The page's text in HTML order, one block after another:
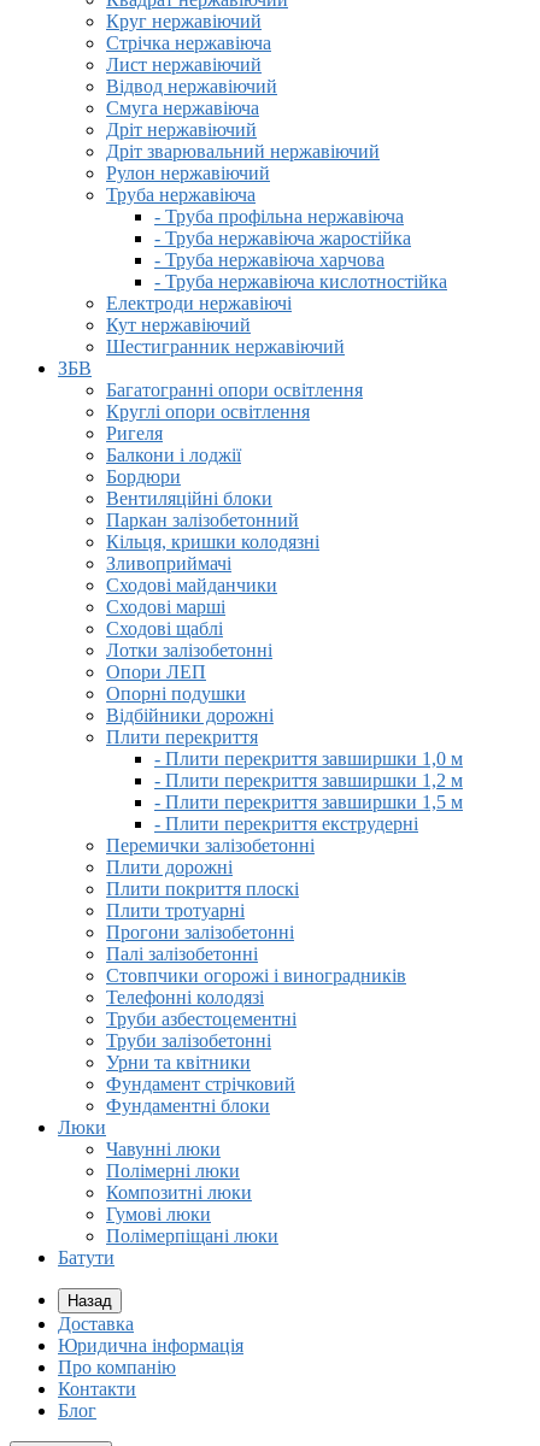
Круг нержавіючий
Стрічка нержавіюча
Лист нержавіючий
Відвод нержавіючий
Смуга нержавіюча
Дріт нержавіючий
Дріт зварювальний нержавіючий
Рулон нержавіючий
Труба нержавіюча
- Труба профільна нержавіюча
- Труба нержавіюча жаростійка
- Труба нержавіюча харчова
- Труба нержавіюча кислотностійка
Електроди нержавіючі
Кут нержавіючий
Шестигранник нержавіючий
ЗБВ
Багатогранні опори освітлення
Круглі опори освітлення
Ригеля
Балкони і лоджії
Бордюри
Вентиляційні блоки
Паркан залізобетонний
Кільця, кришки колодязні
Зливоприймачі
Сходові майданчики
Сходові марші
Сходові щаблі
Лотки залізобетонні
Опори ЛЕП
Опорні подушки
Відбійники дорожні
Плити перекриття
- Плити перекриття завширшки 1,0 м
- Плити перекриття завширшки 1,2 м
- Плити перекриття завширшки 1,5 м
- Плити перекриття екструдерні
Перемички залізобетонні
Плити дорожні
Плити покриття плоскі
Плити тротуарні
Прогони залізобетонні
Палі залізобетонні
Стовпчики огорожі і виноградників
Телефонні колодязі
Труби азбестоцементні
Труби залізобетонні
Урни та квітники
Фундамент стрічковий
Фундаментні блоки
Люки
Чавунні люки
Полімерні люки
Композитні люки
Гумові люки
Полімерпіщані люки
Батути
Назад
Доставка
Юридична інформація
Про компанію
Контакти
Блог